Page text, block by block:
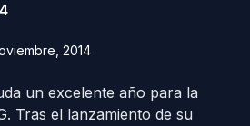
2014
un excelente año para la
Tras el lanzamiento de su